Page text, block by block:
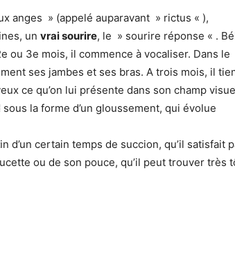
anges » (appelé auparavant » rictus « ),
un vrai sourire, le » sourire réponse « .
ou 3e mois, il commence à vocaliser. Dans le
ses jambes et ses bras. A trois mois, il
ce qu’on lui présente dans son champ
sous la forme d’un gloussement, qui évolue
d’un certain temps de succion, qu’il satisfait
ou de son pouce, qu’il peut trouver très